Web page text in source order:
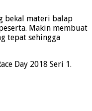
bekal materi balap
Makin membuat
tepat sehingga
Day 2018 Seri 1.